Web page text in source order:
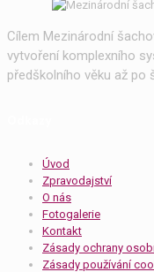
Cílem Mezinárodní
vytvoření komplexního
předškolního věku až po
Úvod
Zpravodajství
O nás
Fotogalerie
Kontakt
Zásady ochrany
Zásady používání